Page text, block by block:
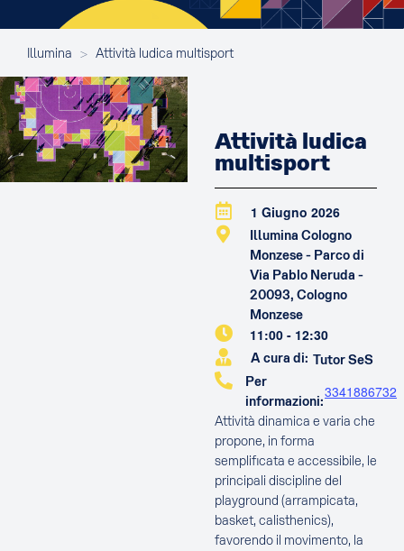
Illumina > Attività ludica multisport
Attività ludica
multisport
1 Giugno 2026
Illumina Cologno
Monzese - Parco di
Via Pablo Neruda -
20093, Cologno
Monzese
11:00 - 12:30
A cura di: Tutor SeS
Per
informazioni:
3341886732
Attività dinamica e varia che
propone, in forma
semplificata e accessibile, le
principali discipline del
playground (arrampicata,
basket, calisthenics),
favorendo il movimento, la